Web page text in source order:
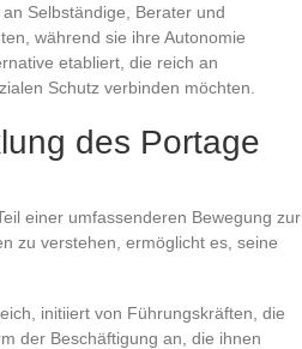
Selbständige, Berater und
während sie ihre Autonomie
etabliert, die reich an
Schutz verbinden möchten.
des Portage
einer umfassenderen Bewegung zur
zu verstehen, ermöglicht es, seine
initiiert von Führungskräften, die
der Beschäftigung an, die ihnen